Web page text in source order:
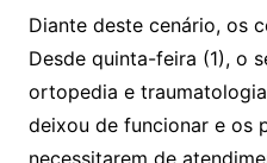
Diante deste cenário, os
Desde quinta-feira (1), o
ortopedia e
deixou de funcionar e os
necessitarem de